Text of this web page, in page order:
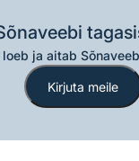
ja aitab
Kirjuta meile